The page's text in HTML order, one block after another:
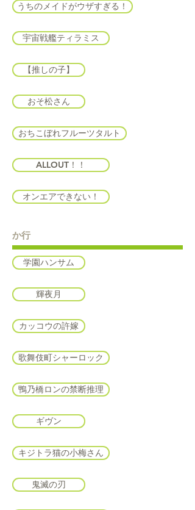
うちのメイドがウザすぎる！
宇宙戦艦ティラミス
【推しの子】
おそ松さん
おちこぼれフルーツタルト
ALLOUT！！
オンエアできない！
か​行
学園ハンサム
輝夜月
カッコウの許嫁
歌舞伎町シャーロック
鴨乃橋ロンの禁断推理
ギヴン
キジトラ猫の小梅さん
鬼滅の刃